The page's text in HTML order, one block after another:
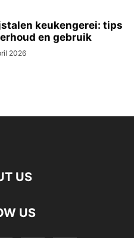
keukengerei: tips
en gebruik
2026
US
US